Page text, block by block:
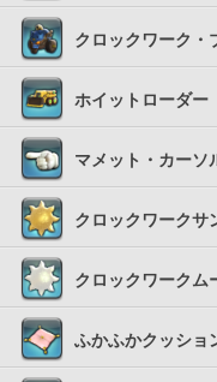
クロックワーク・
ホイットローダー
マメット・カーソ
クロックワークサ
クロックワークム
ふかふかクッショ